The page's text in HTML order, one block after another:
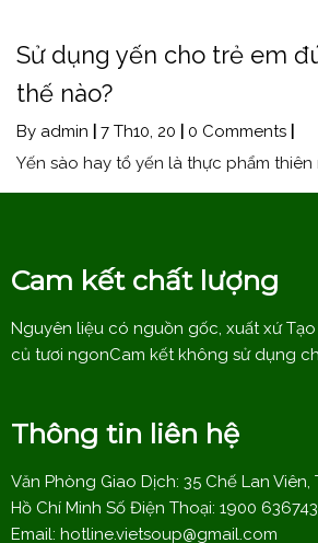
Sử dụng yến cho trẻ em
thế nào?
By admin 7 Th10, 20 0 Comments
Yến sào hay tổ yến là thực phẩm thiên
Cam kết chất lượng
Nguyên liệu có nguồn gốc, xuất xứ
củ tươi ngonCam kết không sử dụng
Thông tin liên hệ
Văn Phòng Giao Dịch: 35 Chế Lan Viên,
Hồ Chí Minh Số Điện Thoại: 1900
Email: hotline.vietsoup@gmail.com